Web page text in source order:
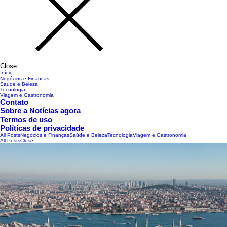
Close
Início
Negócios e Finanças
Saúde e Beleza
Tecnologia
Viagem e Gastronomia
Contato
Sobre a Notícias agora
Termos de uso
Políticas de privacidade
All PostsNegócios e FinançasSaúde e BelezaTecnologiaViagem e Gastronomia
All PostsClose